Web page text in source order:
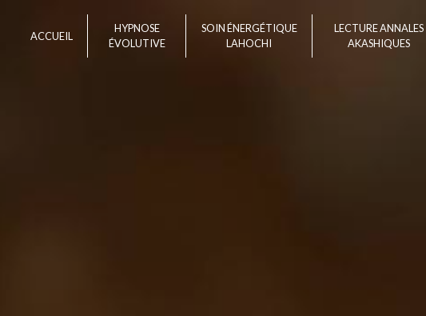
ACCUEIL
HYPNOSE
ÉVOLUTIVE
SOIN ÉNERGÉTIQUE
LAHOCHI
LECTURE ANNALES
AKASHIQUES